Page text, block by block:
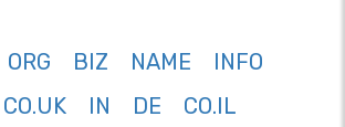
ORG BIZ NAME
INFO
CO.UK IN DE
CO.IL